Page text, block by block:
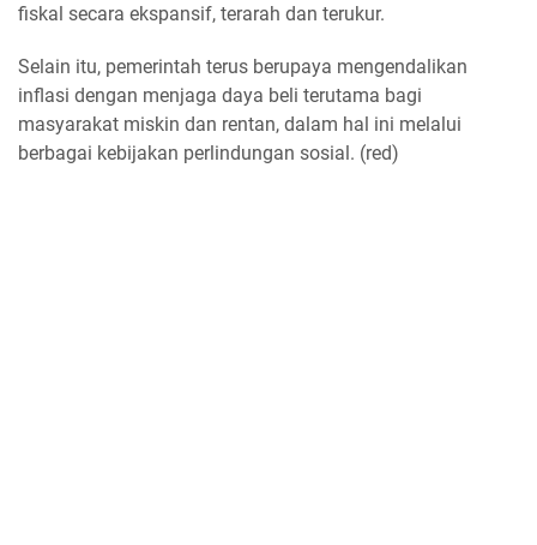
fiskal secara ekspansif, terarah dan terukur.
Selain itu, pemerintah terus berupaya mengendalikan
inflasi dengan menjaga daya beli terutama bagi
masyarakat miskin dan rentan, dalam hal ini melalui
berbagai kebijakan perlindungan sosial. (red)